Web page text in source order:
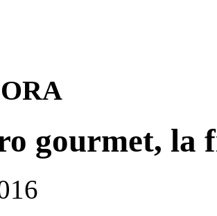
gourmet, la